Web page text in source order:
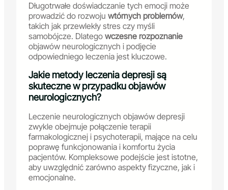
Długotrwałe doświadczanie tych emocji może
prowadzić do rozwoju wtórnych problemów,
takich jak przewlekły stres czy myśli
samobójcze. Dlatego wczesne rozpoznanie
objawów neurologicznych i podjęcie
odpowiedniego leczenia jest kluczowe.
Jakie metody leczenia depresji są
skuteczne w przypadku objawów
neurologicznych?
Leczenie neurologicznych objawów depresji
zwykle obejmuje połączenie terapii
farmakologicznej i psychoterapii, mające na celu
poprawę funkcjonowania i komfortu życia
pacjentów. Kompleksowe podejście jest istotne,
aby uwzględnić zarówno aspekty fizyczne, jak i
emocjonalne.